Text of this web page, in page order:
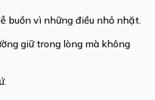
buồn vì những điều nhỏ nhặt.
giữ trong lòng mà không